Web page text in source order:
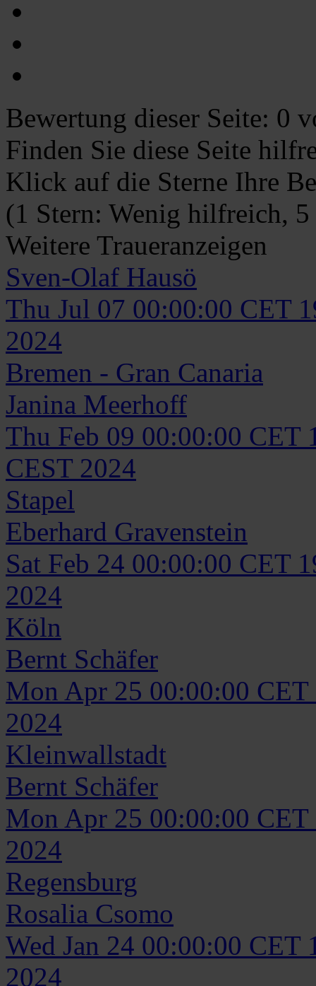
Bewertung dieser Seite: 0
Finden Sie diese Seite
Klick auf die Sterne Ihre
(1 Stern: Wenig hilfreich,
Weitere Traueranzeigen
Sven-Olaf Hausö
Thu Jul 07 00:00:00 CET
2024
Bremen - Gran Canaria
Janina Meerhoff
Thu Feb 09 00:00:00 CET
CEST 2024
Stapel
Eberhard Gravenstein
Sat Feb 24 00:00:00 CET
2024
Köln
Bernt Schäfer
Mon Apr 25 00:00:00 CET
2024
Kleinwallstadt
Bernt Schäfer
Mon Apr 25 00:00:00 CET
2024
Regensburg
Rosalia Csomo
Wed Jan 24 00:00:00 CET
2024